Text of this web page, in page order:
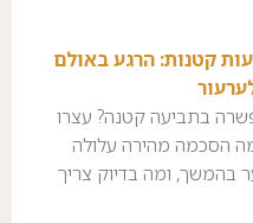
קטנות: הרגע באולם
בתביעה קטנה? עצרו
הסכמה מהירה עלולה
ומה בדיוק צריך